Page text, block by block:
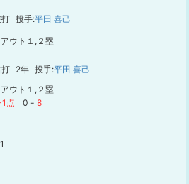
投手:平田 喜己
アウト１,２塁
2年 投手:平田 喜己
アウト１,２塁
点
0 - 8